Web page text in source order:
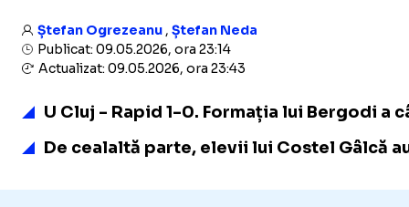
Ștefan Ogrezeanu, Ștefan Neda
Publicat: 09.05.2026, ora 23:14
Actualizat: 09.05.2026, ora 23:43
U Cluj - Rapid 1-0. Formația lui Bergodi
De cealaltă parte, elevii lui Costel Gâlcă